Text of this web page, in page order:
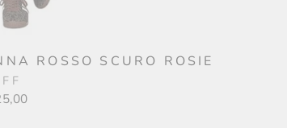
ROSSO SCURO ROSIE